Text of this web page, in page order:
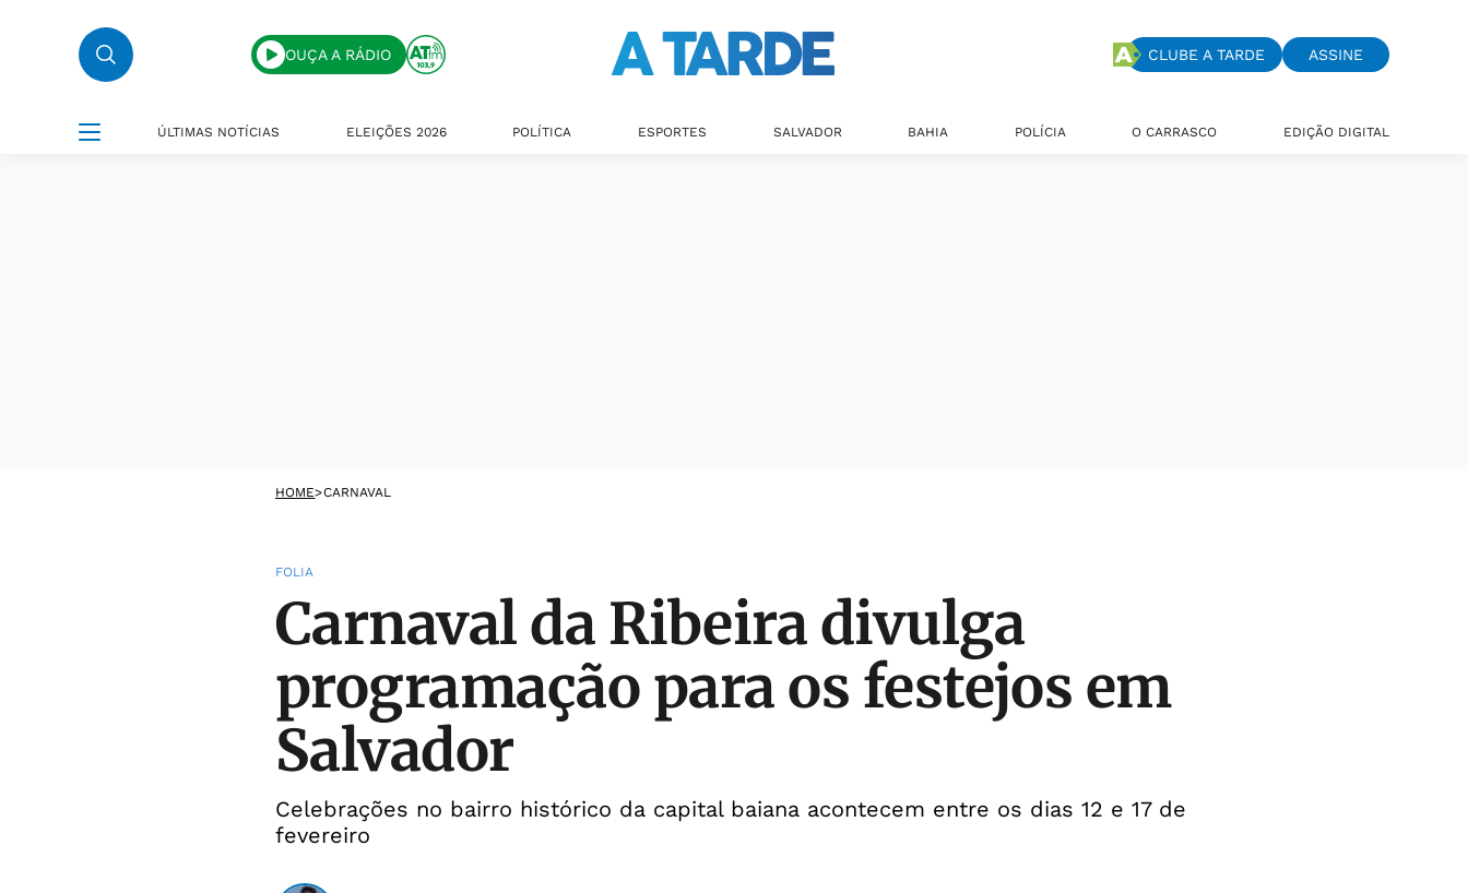
OUÇA A RÁDIO CLUBE A TARDE ASSINE
ÚLTIMAS NOTÍCIAS ELEIÇÕES 2026 POLÍTICA ESPORTES SALVADOR BAHIA POLÍCIA O CARRASCO EDIÇÃO DIGITAL
HOME>CARNAVAL
FOLIA
Carnaval da Ribeira divulga
programação para os festejos em
Salvador
Celebrações no bairro histórico da capital baiana acontecem entre os dias 12 e 17 de
fevereiro